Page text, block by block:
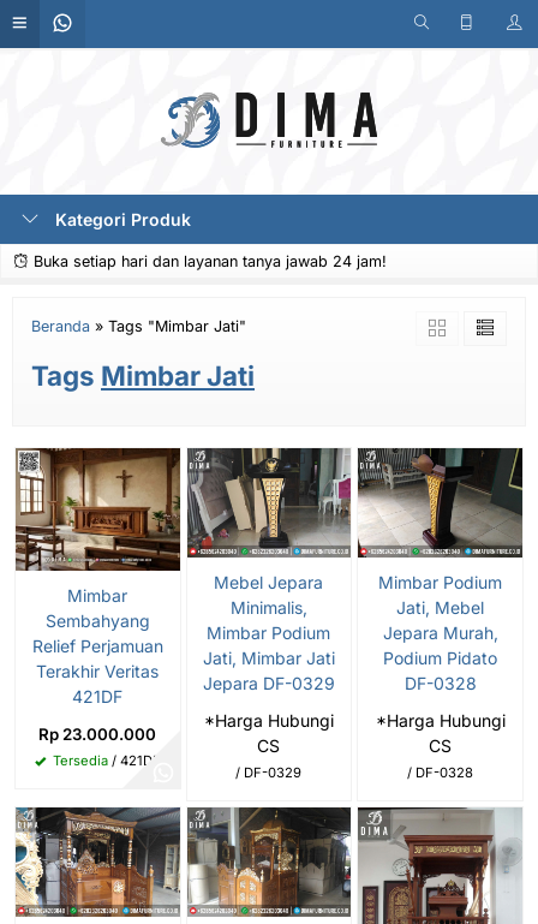
Kategori Produk
Buka setiap hari dan layanan tanya jawab 24 jam!
Beranda » Tags "Mimbar Jati"
Tags Mimbar Jati
Mimbar
Sembahyang
Relief Perjamuan
Terakhir Veritas
421DF
Rp 23.000.000
Tersedia/ 421DF
Mebel Jepara
Minimalis,
Mimbar Podium
Jati, Mimbar Jati
Jepara DF-0329
*Harga Hubungi
CS
/ DF-0329
Mimbar Podium
Jati, Mebel
Jepara Murah,
Podium Pidato
DF-0328
*Harga Hubungi
CS
/ DF-0328